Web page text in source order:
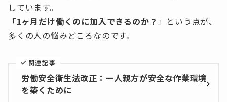
しています。
「1ヶ月だけ働くのに加入できるのか？ 」という点が、
多くの人の悩みどころなのです。
関連記事
労働安全衛生法改正：一人親方が安全な作業環境
を築くために